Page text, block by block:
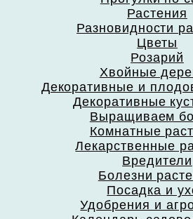
Растения
Разновидности
Цветы
Розарий
Хвойные
Декоративные и
Декоративные
Выращиваем
Комнатные
Лекарственные
Вредители
Болезни
Посадка и
Удобрения и